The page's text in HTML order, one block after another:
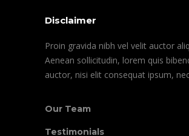
Disclaimer
Proin gravida nibh vel velit auctor
Aenean sollicitudin, lorem quis
auctor, nisi elit consequat ipsum,
Our Team
Testimonials